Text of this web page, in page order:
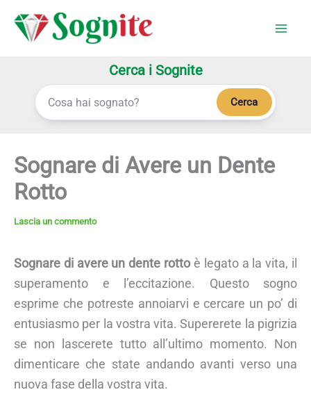
Cerca i Sognite
Cerca
Sognare di Avere un Dente
Rotto
Lascia un commento
Sognare di avere un dente rottoè legato a la vita, il
superamento e l’eccitazione. Questo sogno
esprime che potreste annoiarvi e cercare un po’ di
entusiasmo per la vostra vita. Supererete la pigrizia
se non lascerete tutto all’ultimo momento. Non
dimenticare che state andando avanti verso una
nuova fase della vostra vita.